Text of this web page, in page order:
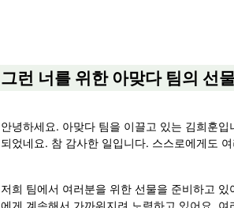
그런 너를 위한 아맞다 팀의 선
안녕하세요. 아맞다 팀을 이끌고 있는 김희훈
되었네요. 참 감사한 일입니다. 스스로에게도
저희 팀에서 여러분을 위한 선물을 준비하고
에게 계속해서 가까워지려 노력하고 있어요.